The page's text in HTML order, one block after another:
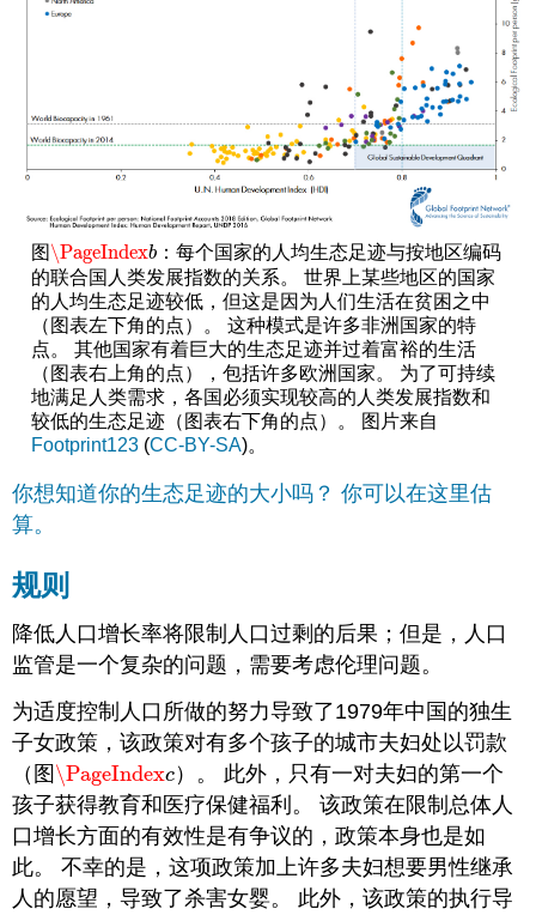
图\PageIndexb
\PageIndexb ：每个国家的人均生态足迹与按地区编码
的联合国人类发展指数的关系。 世界上某些地区的国家
的人均生态足迹较低，但这是因为人们生活在贫困之中
（图表左下角的点）。 这种模式是许多非洲国家的特
点。 其他国家有着巨大的生态足迹并过着富裕的生活
（图表右上角的点），包括许多欧洲国家。 为了可持续
地满足人类需求，各国必须实现较高的人类发展指数和
较低的生态足迹（图表右下角的点）。 图片来自
Footprint123(CC-BY-SA)。
你想知道你的生态足迹的大小吗？ 你可以在这里估
算。
规则
降低人口增长率将限制人口过剩的后果；但是，人口
监管是一个复杂的问题，需要考虑伦理问题。
为适度控制人口所做的努力导致了1979年中国的独生
子女政策，该政策对有多个孩子的城市夫妇处以罚款
（图 \PageIndexc
\PageIndexc）。 此外，只有一对夫妇的第一个
孩子获得教育和医疗保健福利。 该政策在限制总体人
口增长方面的有效性是有争议的，政策本身也是如
此。 不幸的是，这项政策加上许多夫妇想要男性继承
人的愿望，导致了杀害女婴。 此外，该政策的执行导